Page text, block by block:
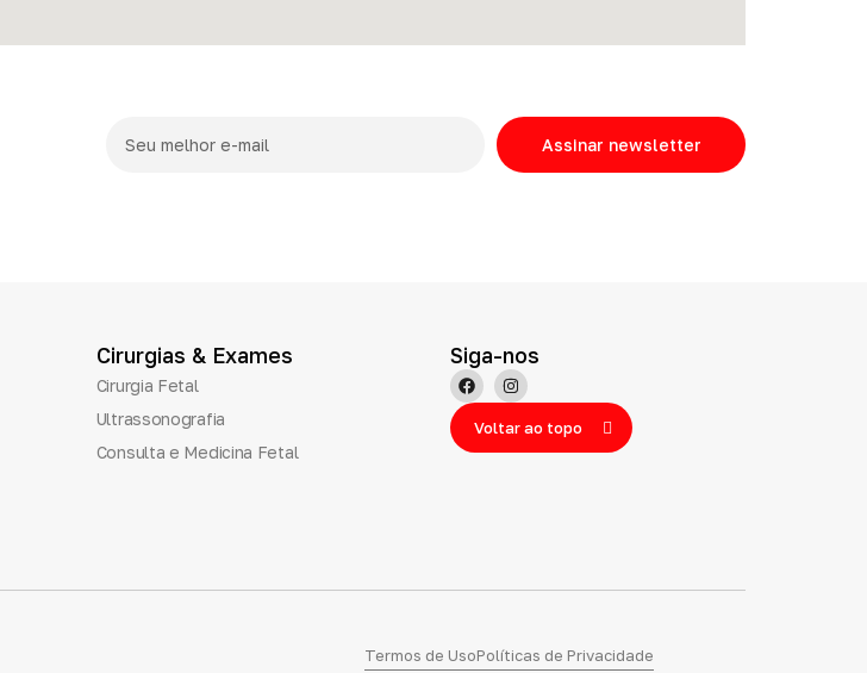
Assinar newsletter
Cirurgias & Exames
Cirurgia Fetal
Ultrassonografia
Consulta e Medicina Fetal
Siga-nos
Voltar ao topo
Termos de UsoPolíticas de Privacidade